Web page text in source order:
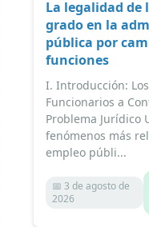
La legalidad de
grado en la
pública por
funciones
I. Introducción: Los
Funcionarios a
Problema Jurídico
fenómenos más
empleo públi...
📅 3 de agosto de
2026